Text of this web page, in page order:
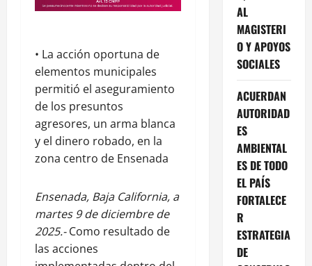
• La acción oportuna de
elementos municipales
permitió el aseguramiento
de los presuntos
agresores, un arma blanca
y el dinero robado, en la
zona centro de Ensenada
Ensenada, Baja California, a
martes 9 de diciembre de
2025.-Como resultado de
las acciones
AL
MAGISTERI
O Y APOYOS
SOCIALES
ACUERDAN
AUTORIDAD
ES
AMBIENTAL
ES DE TODO
EL PAÍS
FORTALECE
R
ESTRATEGIA
DE